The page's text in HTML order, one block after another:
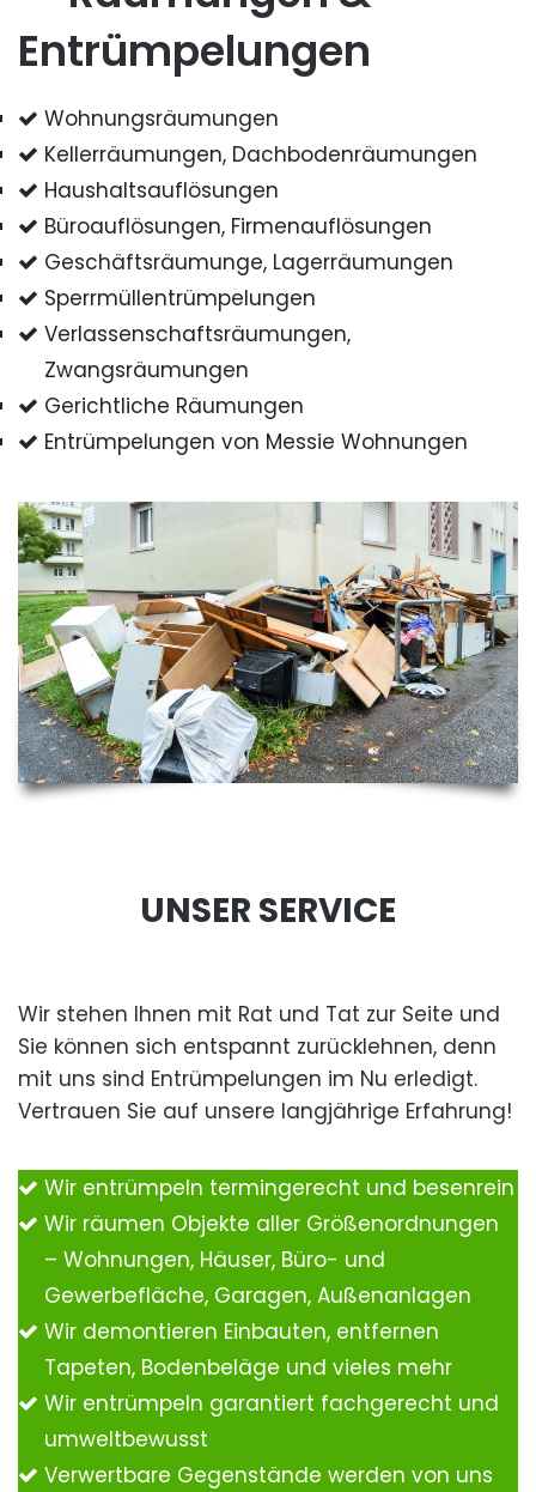
Entrümpelungen
Wohnungsräumungen
Kellerräumungen, Dachbodenräumungen
Haushaltsauflösungen
Büroauflösungen, Firmenauflösungen
Geschäftsräumunge, Lagerräumungen
Sperrmüllentrümpelungen
Verlassenschaftsräumungen,
Zwangsräumungen
Gerichtliche Räumungen
Entrümpelungen von Messie Wohnungen
UNSER SERVICE
Wir stehen Ihnen mit Rat und Tat zur Seite und
Sie können sich entspannt zurücklehnen, denn
mit uns sind Entrümpelungen im Nu erledigt.
Vertrauen Sie auf unsere langjährige Erfahrung!
Wir entrümpeln termingerecht und besenrein
Wir räumen Objekte aller Größenordnungen
– Wohnungen, Häuser, Büro- und
Gewerbefläche, Garagen, Außenanlagen
Wir demontieren Einbauten, entfernen
Tapeten, Bodenbeläge und vieles mehr
Wir entrümpeln garantiert fachgerecht und
umweltbewusst
Verwertbare Gegenstände werden von uns